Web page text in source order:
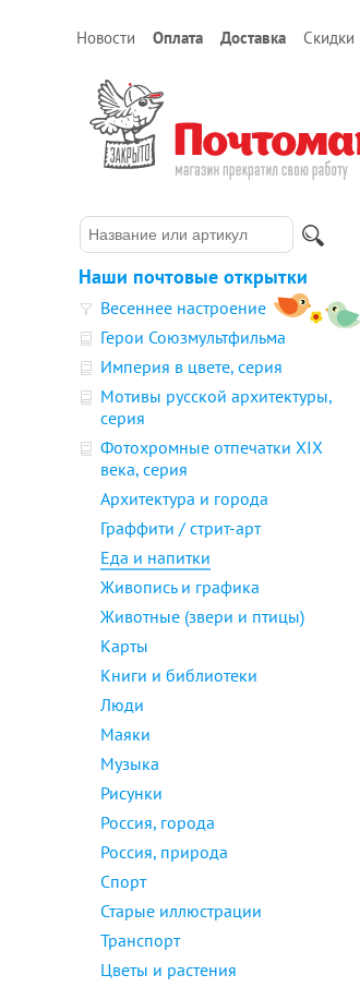
Новости Оплата Доставка Скидки
Наши почтовые открытки
Весеннее настроение
Герои Союзмультфильма
Империя в цвете, серия
Мотивы русской архитектуры,
серия
Фотохромные отпечатки XIX
века, серия
Архитектура и города
Граффити / стрит-арт
Еда и напитки
Живопись и графика
Животные (звери и птицы)
Карты
Книги и библиотеки
Люди
Маяки
Музыка
Рисунки
Россия, города
Россия, природа
Спорт
Старые иллюстрации
Транспорт
Цветы и растения